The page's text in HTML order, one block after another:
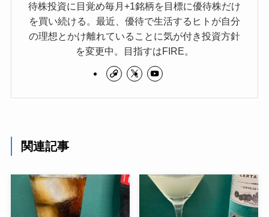
待株投資に目覚め毎月+1銘柄を目標に優待株だけ
を買い続ける。最近、優待で生活するヒトが自分
の理想とかけ離れていることに気が付き投資方針
を変更中。目指すはFIRE。
関連記事